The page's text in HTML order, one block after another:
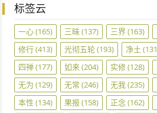
标签云
一心(165) 三昧(137) 三界(163)
修行(413) 光彻五轮(193) 净土
四禅(177) 如来(204) 实修(128)
无为 (129) 无常 (246) 无我(235)
本性 (134) 果报 (158) 正念(162)